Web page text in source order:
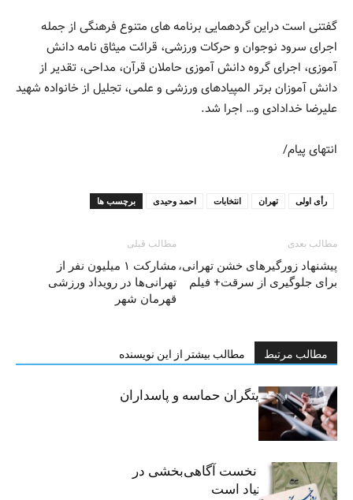
گفتنی است دراین گردهمایی برنامه های متنوع فرهنگی از جمله
اجرای سرود نوجوان و حرکات ورزشی، قرائت میثاق نامه دانش
آموزی، اجرای گروه دانش آموزی حاملان قرآن، مداحی، تقدیر از
دانش آموزان برتر المپیادهای ورزشی و علمی، تجلیل از خانواده شهید
علیرضا خدادادی و… اجرا شد.
انتهای پیام/
برچسب ها احمد وحیدی انتخابات تهران رأی اولی
مطالب قبلی
مشارکت ۱ میلیون نفر از
تهرانی‌ها در رویداد ورزشی
قهرمان شهر
مطالب بعدی
پیشنهاد زورگیرهای خشن تهرانی،
برای جلوگیری از سرقت+ فیلم
مطالب مرتبط مطالب بیشتر از این نویسنده
خبرنگاران، روایتگران حماسه و پاسداران
حقیقت
«رسانه» سنگر نخست آگاهی‌بخشی در
پیشگیری از اعتیاد است